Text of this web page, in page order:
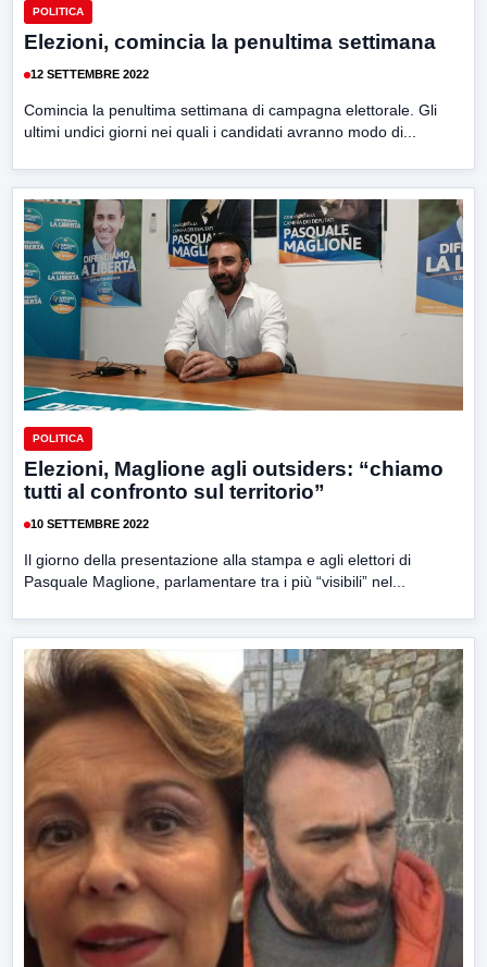
POLITICA
Elezioni, comincia la penultima settimana
12 SETTEMBRE 2022
Comincia la penultima settimana di campagna elettorale. Gli
ultimi undici giorni nei quali i candidati avranno modo di...
POLITICA
Elezioni, Maglione agli outsiders: “chiamo
tutti al confronto sul territorio”
10 SETTEMBRE 2022
Il giorno della presentazione alla stampa e agli elettori di
Pasquale Maglione, parlamentare tra i più “visibili” nel...